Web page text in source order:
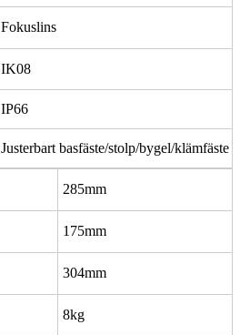
Fokuslins
IK08
IP66
Justerbart basfäste/stolp/bygel/klämfäste
285mm
175mm
304mm
8kg